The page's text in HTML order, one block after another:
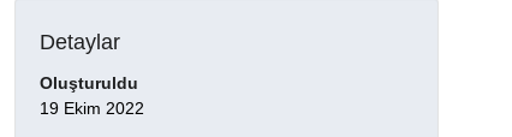
Detaylar
Oluşturuldu
19 Ekim 2022